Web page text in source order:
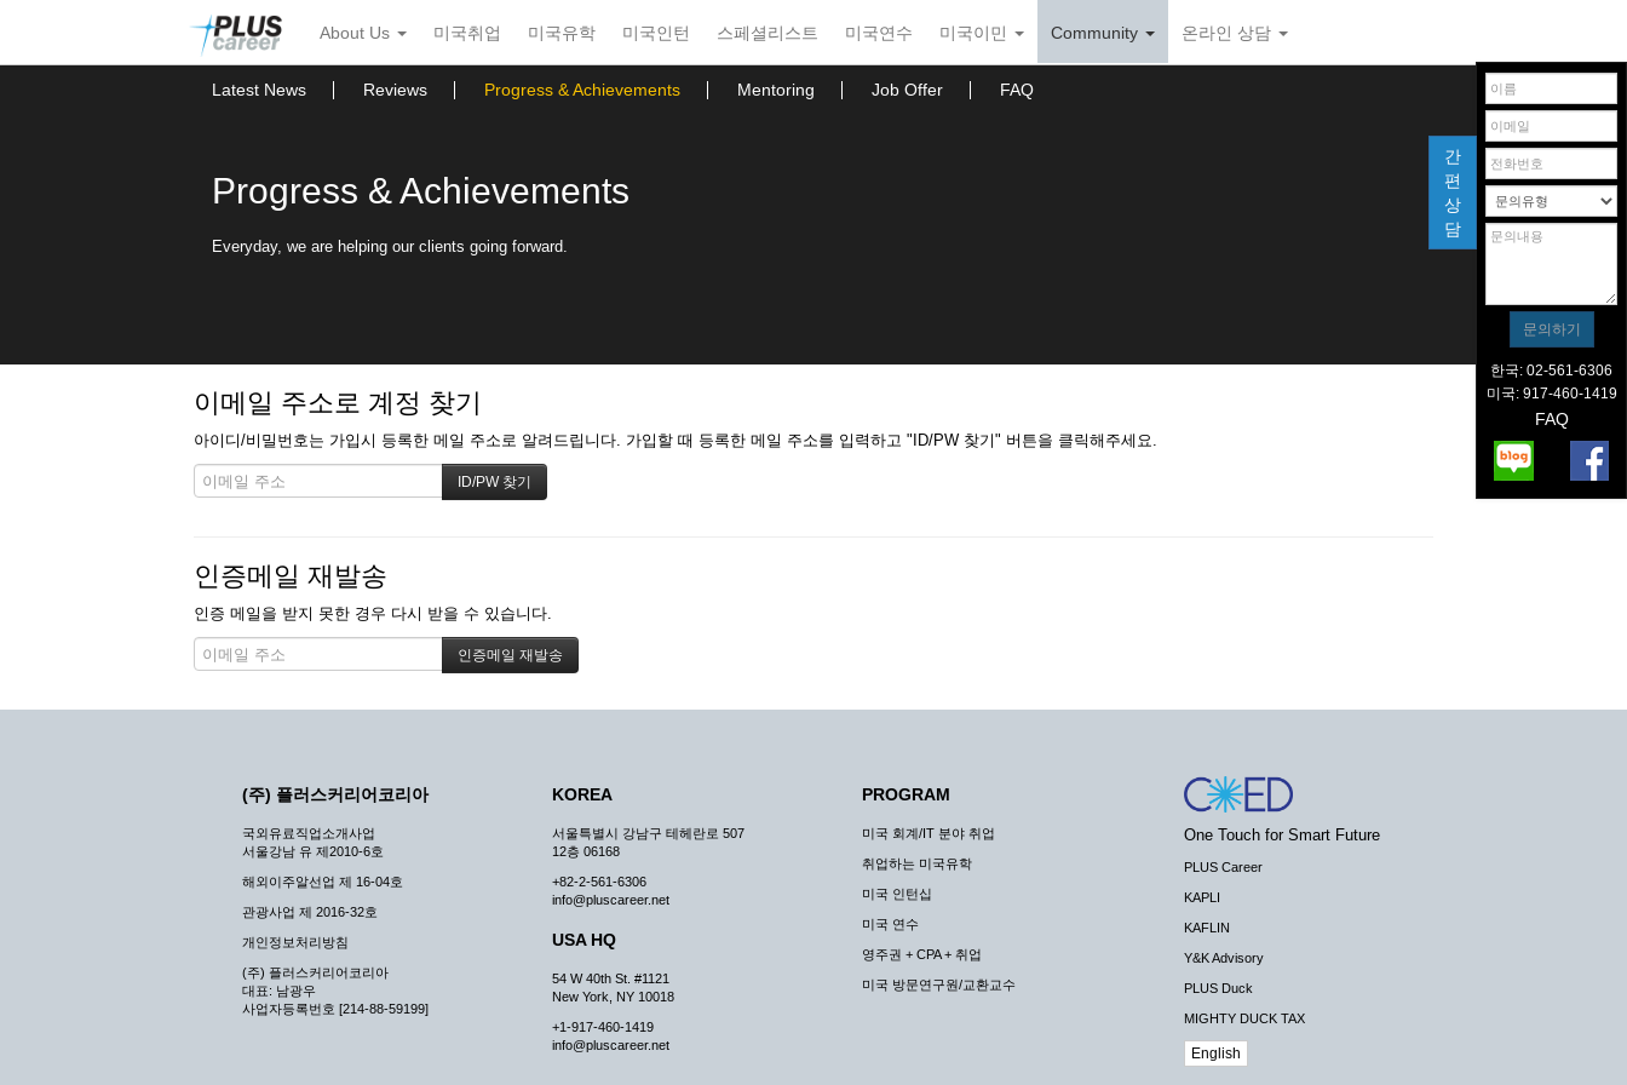
뉴
토
About Us 미국취업 미국유학 미국인턴 스페셜리스트 미국연수 미국이민 Community 온라인 상담
Latest News Reviews Progress & Achievements Mentoring Job Offer FAQ
Progress & Achievements
Everyday, we are helping our clients going forward.
이메일 주소로 계정 찾기
아이디/비밀번호는 가입시 등록한 메일 주소로 알려드립니다. 가입할 때 등록한 메일 주소를 입력하고 "ID/PW 찾기" 버튼을 클릭해주세요.
인증메일 재발송
인증 메일을 받지 못한 경우 다시 받을 수 있습니다.
간
편
상
담
한국: 02-561-6306
미국: 917-460-1419
FAQ
(주) 플러스커리어코리아
국외유료직업소개사업
서울강남 유 제2010-6호
해외이주알선업 제 16-04호
관광사업 제 2016-32호
개인정보처리방침
(주) 플러스커리어코리아
대표: 남광우
사업자등록번호 [214-88-59199]
KOREA
서울특별시 강남구 테헤란로 507
12층 06168
+82-2-561-6306
info@pluscareer.net
USA HQ
54 W 40th St. #1121
New York, NY 10018
+1-917-460-1419
info@pluscareer.net
PROGRAM
미국 회계/IT 분야 취업
취업하는 미국유학
미국 인턴십
미국 연수
영주권 + CPA + 취업
미국 방문연구원/교환교수
One Touch for Smart Future
PLUS Career
KAPLI
KAFLIN
Y&K Advisory
PLUS Duck
MIGHTY DUCK TAX
English